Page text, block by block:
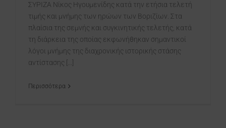
ΣΥΡΙΖΑ Νίκος Ηγουμενίδης κατά την ετήσια τελετή
τιμής και μνήμης των ηρώων των Βοριζίων. Στα
πλαίσια της σεμνής και συγκινητικής τελετής, κατά
τη διάρκεια της οποίας εκφωνήθηκαν σημαντικοί
λόγοι μνήμης της διαχρονικής ιστορικής στάσης
αντίστασης [...]
Περισσότερα